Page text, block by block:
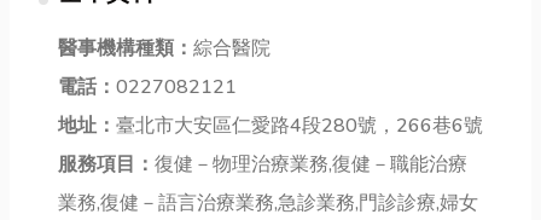
醫事機構種類： 綜合醫院
電話： 0227082121
地址： 臺北市大安區仁愛路4段280號，266巷6號
服務項目： 復健－物理治療業務,復健－職能治療
業務,復健－語言治療業務,急診業務,門診診療,婦女